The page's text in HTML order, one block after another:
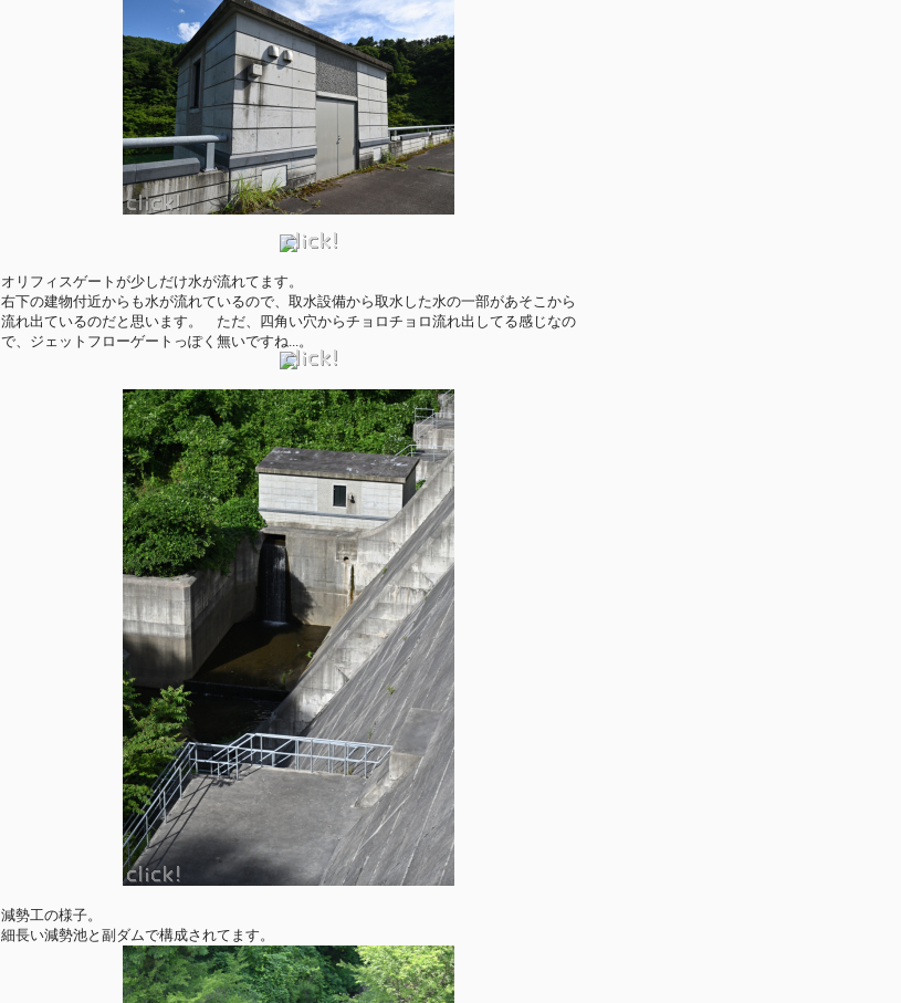
オリフィスゲートが少しだけ水が流れてます。
右下の建物付近からも水が流れているので、取水設備から取水した水の一部があそこから
流れ出ているのだと思います。 ただ、四角い穴からチョロチョロ流れ出してる感じなの
で、ジェットフローゲートっぽく無いですね...。
減勢工の様子。
細長い減勢池と副ダムで構成されてます。